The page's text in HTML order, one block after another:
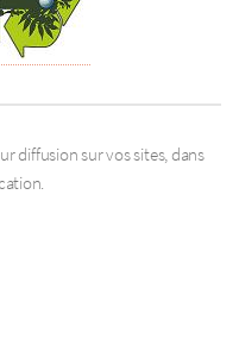
diffusion sur vos sites, dans